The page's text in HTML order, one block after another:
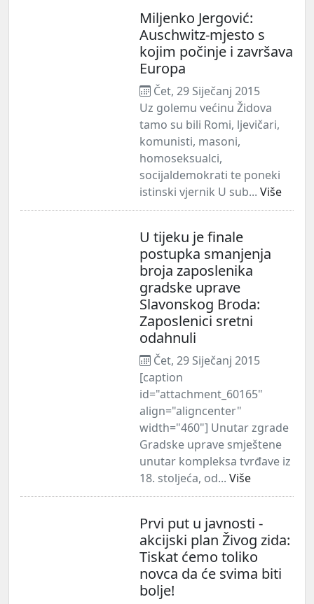
Miljenko Jergović:
Auschwitz-mjesto s
kojim počinje i završava
Europa
Čet, 29 Siječanj 2015
Uz golemu većinu Židova
tamo su bili Romi, ljevičari,
komunisti, masoni,
homoseksualci,
socijaldemokrati te poneki
istinski vjernik U sub... Više
U tijeku je finale
postupka smanjenja
broja zaposlenika
gradske uprave
Slavonskog Broda:
Zaposlenici sretni
odahnuli
Čet, 29 Siječanj 2015
[caption
id="attachment_60165"
align="aligncenter"
width="460"] Unutar zgrade
Gradske uprave smještene
unutar kompleksa tvrđave iz
18. stoljeća, od... Više
Prvi put u javnosti -
akcijski plan Živog zida:
Tiskat ćemo toliko
novca da će svima biti
bolje!